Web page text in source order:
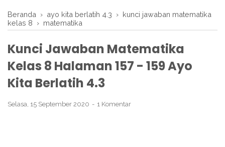
Beranda › ayo kita berlatih 4.3 › kunci jawaban matematika
kelas 8 › matematika
Kunci Jawaban Matematika
Kelas 8 Halaman 157 - 159 Ayo
Kita Berlatih 4.3
Selasa, 15 September 2020 1 Komentar